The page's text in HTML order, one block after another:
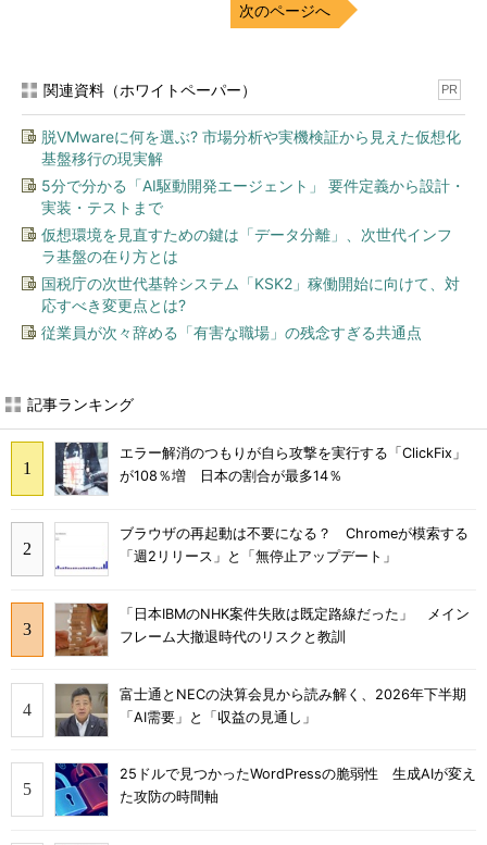
次のページへ
関連資料（ホワイトペーパー） PR
脱VMwareに何を選ぶ? 市場分析や実機検証から見えた仮想化
基盤移行の現実解
5分で分かる「AI駆動開発エージェント」 要件定義から設計・
実装・テストまで
仮想環境を見直すための鍵は「データ分離」、次世代インフ
ラ基盤の在り方とは
国税庁の次世代基幹システム「KSK2」稼働開始に向けて、対
応すべき変更点とは?
従業員が次々辞める「有害な職場」の残念すぎる共通点
記事ランキング
エラー解消のつもりが自ら攻撃を実行する「ClickFix」
が108％増 日本の割合が最多14％
ブラウザの再起動は不要になる？ Chromeが模索する
「週2リリース」と「無停止アップデート」
「日本IBMのNHK案件失敗は既定路線だった」 メイン
フレーム大撤退時代のリスクと教訓
富士通とNECの決算会見から読み解く、2026年下半期
「AI需要」と「収益の見通し」
25ドルで見つかったWordPressの脆弱性 生成AIが変え
た攻防の時間軸